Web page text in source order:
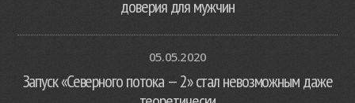
доверия для мужчин
05.05.2020
Запуск «Северного потока — 2» стал невозможным даже